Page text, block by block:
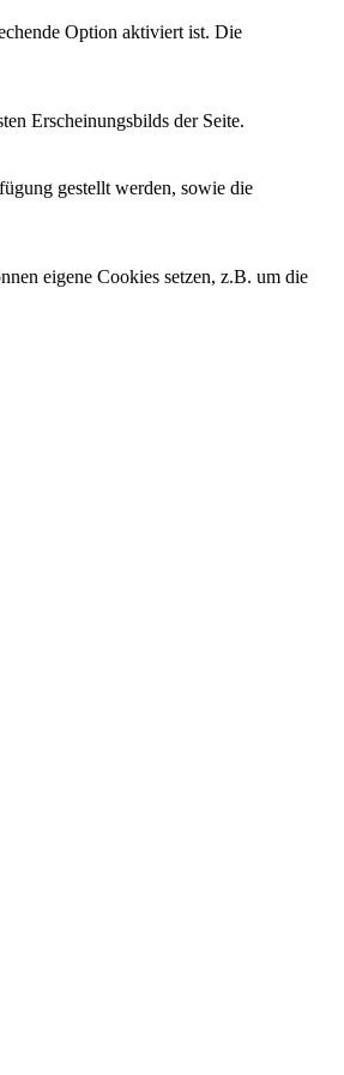
Option aktiviert ist. Die
Erscheinungsbilds der Seite.
gestellt werden, sowie die
eigene Cookies setzen, z.B. um die